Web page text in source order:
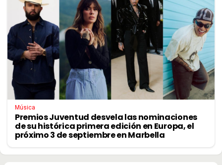
Música
Premios Juventud desvela las nominaciones
de su histórica primera edición en Europa, el
próximo 3 de septiembre en Marbella